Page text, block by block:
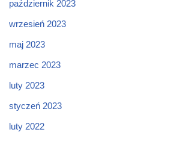
październik 2023
wrzesień 2023
maj 2023
marzec 2023
luty 2023
styczeń 2023
luty 2022